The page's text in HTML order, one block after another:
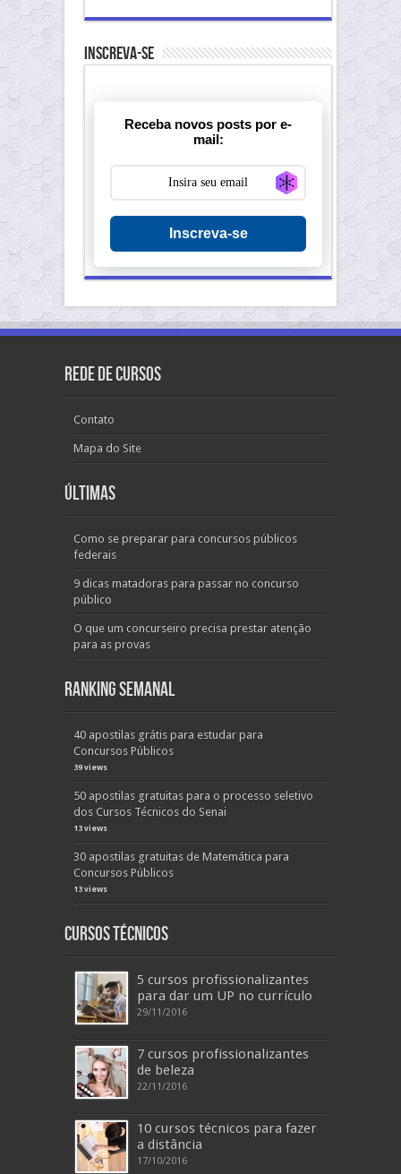
Inscreva-se
Receba novos posts por e-
mail:
Generate new
Inscreva-se
Rede de Cursos
Contato
Mapa do Site
Últimas
Como se preparar para concursos públicos
federais
9 dicas matadoras para passar no concurso
público
O que um concurseiro precisa prestar atenção
para as provas
Ranking Semanal
40 apostilas grátis para estudar para
Concursos Públicos
39 views
50 apostilas gratuitas para o processo seletivo
dos Cursos Técnicos do Senai
13 views
30 apostilas gratuitas de Matemática para
Concursos Públicos
13 views
Cursos Técnicos
5 cursos profissionalizantes
para dar um UP no currículo
29/11/2016
7 cursos profissionalizantes
de beleza
22/11/2016
10 cursos técnicos para fazer
a distância
17/10/2016